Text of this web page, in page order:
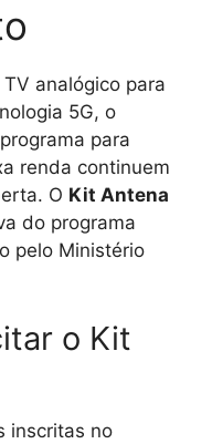
analógico para
5G, o
para
renda continuem
O Kit Antena
do programa
pelo Ministério
o Kit
inscritas no